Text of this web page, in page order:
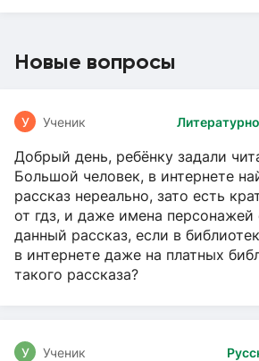
Новые вопросы
У Ученик
Добрый день, ребёнку задали
Большой человек, в интернете
рассказ нереально, зато есть
от гдз, и даже имена персонажей
данный рассказ, если в
в интернете даже на платных
такого рассказа?
У Ученик